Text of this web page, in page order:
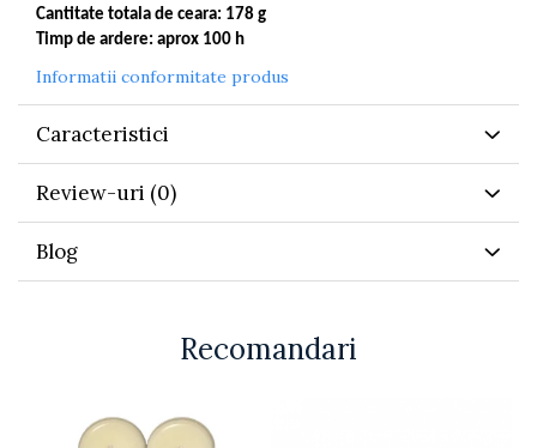
Cantitate totala de ceara: 178 g
Timp de ardere: aprox 100 h
Informatii conformitate produs
Caracteristici
Review-uri (0)
Blog
Recomandari